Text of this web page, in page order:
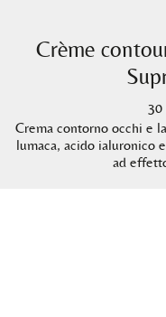
Crème
30
Crema contorno occhi e
lumaca, acido ialuronico
ad